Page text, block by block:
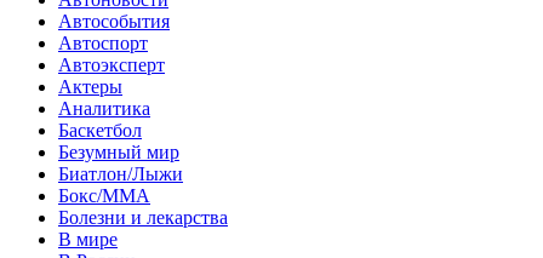
Автособытия
Автоспорт
Автоэксперт
Актеры
Аналитика
Баскетбол
Безумный мир
Биатлон/Лыжи
Бокс/MMA
Болезни и лекарства
В мире